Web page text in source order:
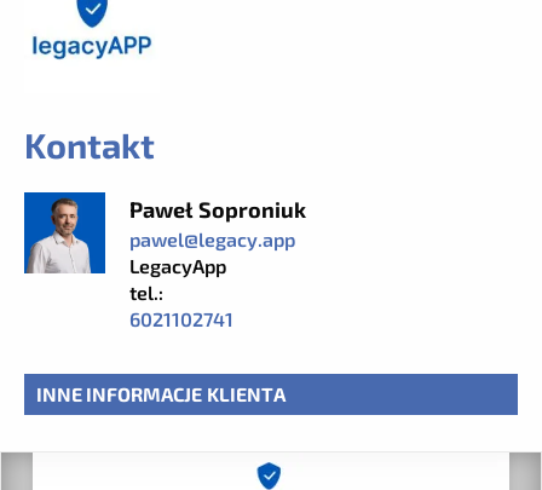
Kontakt
Paweł Soproniuk
pawel@legacy.app
LegacyApp
tel.:
6021102741
INNE INFORMACJE KLIENTA